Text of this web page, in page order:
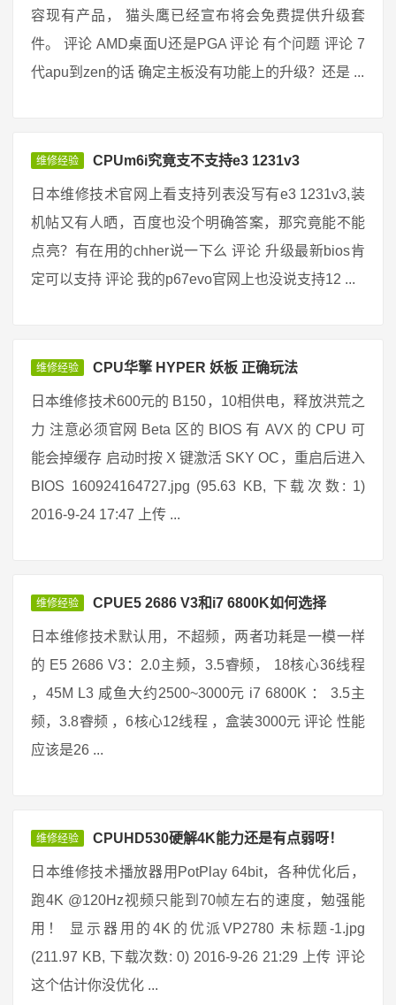
容现有产品， 猫头鹰已经宣布将会免费提供升级套
件。 评论 AMD桌面U还是PGA 评论 有个问题 评论 7
代apu到zen的话 确定主板没有功能上的升级？还是 ...
维修经验 CPUm6i究竟支不支持e3 1231v3
日本维修技术官网上看支持列表没写有e3 1231v3,装
机帖又有人晒，百度也没个明确答案，那究竟能不能
点亮？有在用的chher说一下么 评论 升级最新bios肯
定可以支持 评论 我的p67evo官网上也没说支持12 ...
维修经验 CPU华擎 HYPER 妖板 正确玩法
日本维修技术600元的 B150，10相供电，释放洪荒之
力 注意必须官网 Beta 区的 BIOS 有 AVX 的 CPU 可
能会掉缓存 启动时按 X 键激活 SKY OC，重启后进入
BIOS 160924164727.jpg (95.63 KB, 下载次数: 1)
2016-9-24 17:47 上传 ...
维修经验 CPUE5 2686 V3和i7 6800K如何选择
日本维修技术默认用，不超频，两者功耗是一模一样
的 E5 2686 V3：2.0主频，3.5睿频， 18核心36线程
，45M L3 咸鱼大约2500~3000元 i7 6800K ： 3.5主
频，3.8睿频 ，6核心12线程 ，盒装3000元 评论 性能
应该是26 ...
维修经验 CPUHD530硬解4K能力还是有点弱呀！
日本维修技术播放器用PotPlay 64bit，各种优化后，
跑4K @120Hz视频只能到70帧左右的速度，勉强能
用！ 显示器用的4K的优派VP2780 未标题-1.jpg
(211.97 KB, 下载次数: 0) 2016-9-26 21:29 上传 评论
这个估计你没优化 ...